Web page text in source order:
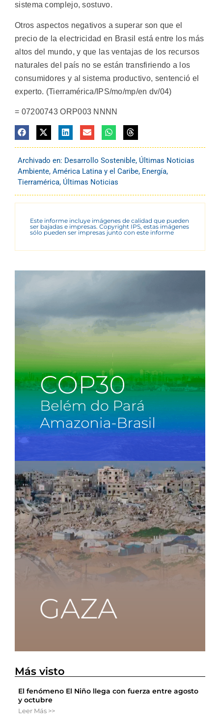
sistema complejo, sostuvo.
Otros aspectos negativos a superar son que el
precio de la electricidad en Brasil está entre los más
altos del mundo, y que las ventajas de los recursos
naturales del país no se están transfiriendo a los
consumidores y al sistema productivo, sentenció el
experto. (Tierramérica/IPS/mo/mp/en dv/04)
= 07200743 ORP003 NNNN
Archivado en: Desarrollo Sostenible, Últimas Noticias
Ambiente, América Latina y el Caribe, Energía,
Tierramérica, Últimas Noticias
Este informe incluye imágenes de calidad que pueden
ser bajadas e impresas. Copyright IPS, estas imágenes
sólo pueden ser impresas junto con este informe
Más visto
El fenómeno El Niño llega con fuerza entre agosto
y octubre
Leer Más >>